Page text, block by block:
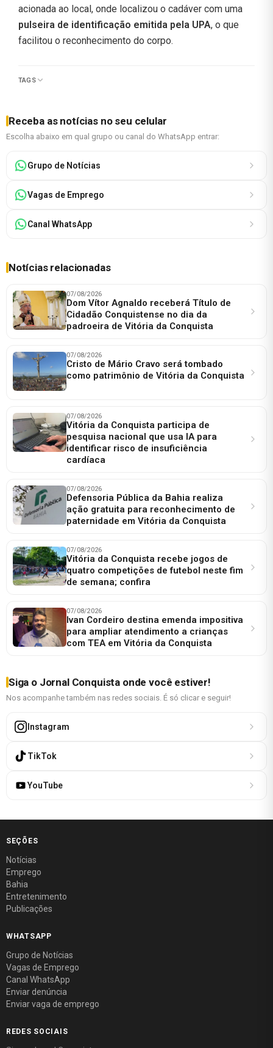
acionada ao local, onde localizou o cadáver com uma
pulseira de identificação emitida pela UPA, o que
facilitou o reconhecimento do corpo.
TAGS
Receba as notícias no seu celular
Escolha abaixo em qual grupo ou canal do WhatsApp entrar:
Grupo de Notícias
Vagas de Emprego
Canal WhatsApp
Notícias relacionadas
07/08/2026
Dom Vítor Agnaldo receberá Título de
Cidadão Conquistense no dia da
padroeira de Vitória da Conquista
07/08/2026
Cristo de Mário Cravo será tombado
como patrimônio de Vitória da Conquista
07/08/2026
Vitória da Conquista participa de
pesquisa nacional que usa IA para
identificar risco de insuficiência
cardíaca
07/08/2026
Defensoria Pública da Bahia realiza
ação gratuita para reconhecimento de
paternidade em Vitória da Conquista
07/08/2026
Vitória da Conquista recebe jogos de
quatro competições de futebol neste fim
de semana; confira
07/08/2026
Ivan Cordeiro destina emenda impositiva
para ampliar atendimento a crianças
com TEA em Vitória da Conquista
Siga o Jornal Conquista onde você estiver!
Nos acompanhe também nas redes sociais. É só clicar e seguir!
Instagram
TikTok
YouTube
SEÇÕES
Notícias
Emprego
Bahia
Entretenimento
Publicações
WHATSAPP
Grupo de Notícias
Vagas de Emprego
Canal WhatsApp
Enviar denúncia
Enviar vaga de emprego
REDES SOCIAIS